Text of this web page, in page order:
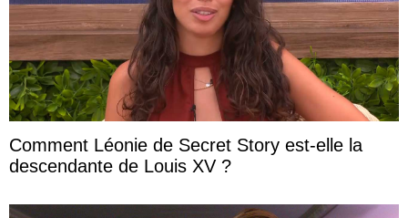
Comment Léonie de Secret Story est-elle la
descendante de Louis XV ?